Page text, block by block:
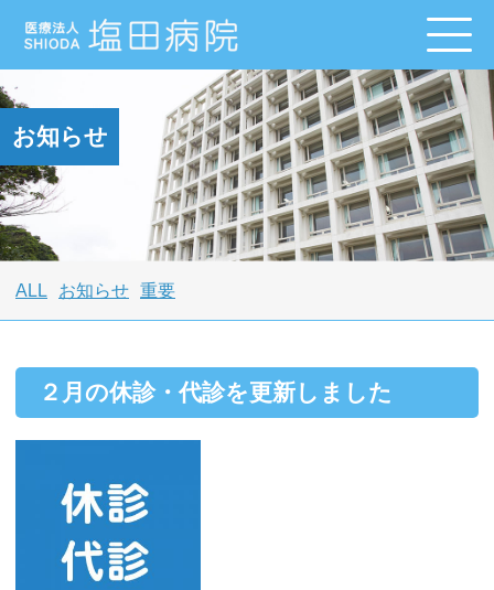
お知らせ
ALL お知らせ 重要
２月の休診・代診を更新しました